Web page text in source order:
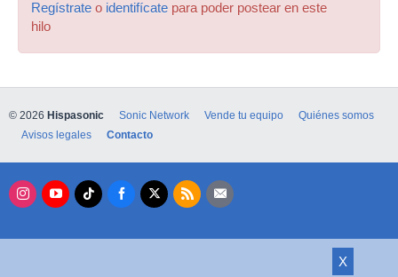
Regístrate o identifícate para poder postear en este
hilo
X
© 2026 Hispasonic Sonic Network Vende tu equipo
Quiénes somos
Avisos legales
Contacto